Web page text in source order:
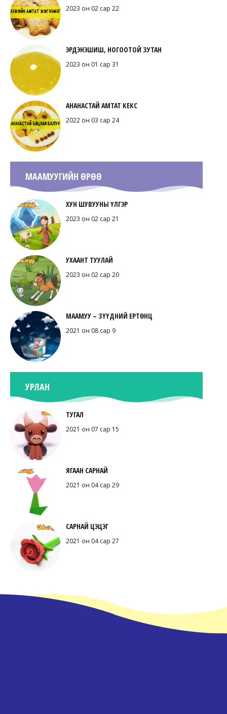
2023 он 02 сар 22
ЭРДЭНЭШИШ, НОГООТОЙ ЗУТАН
2023 он 01 сар 31
АНАНАСТАЙ АМТАТ КЕКС
2022 он 03 сар 24
МААМУУГИЙН ӨРӨӨ
ХУН ШУВУУНЫ ҮЛГЭР
2023 он 02 сар 21
УХААНТ ТУУЛАЙ
2023 он 02 сар 20
МААМУУ – ЗҮҮДНИЙ ЕРТӨНЦ
2021 он 08 сар 9
УРЛАН
ТУГАЛ
2021 он 07 сар 15
ЯГААН САРНАЙ
2021 он 04 сар 29
САРНАЙ ЦЭЦЭГ
2021 он 04 сар 27